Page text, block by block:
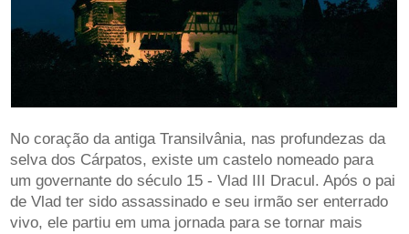
No coração da antiga Transilvânia, nas profundezas da
selva dos Cárpatos, existe um castelo nomeado para
um governante do século 15 - Vlad III Dracul. Após o pai
de Vlad ter sido assassinado e seu irmão ser enterrado
vivo, ele partiu em uma jornada para se tornar mais